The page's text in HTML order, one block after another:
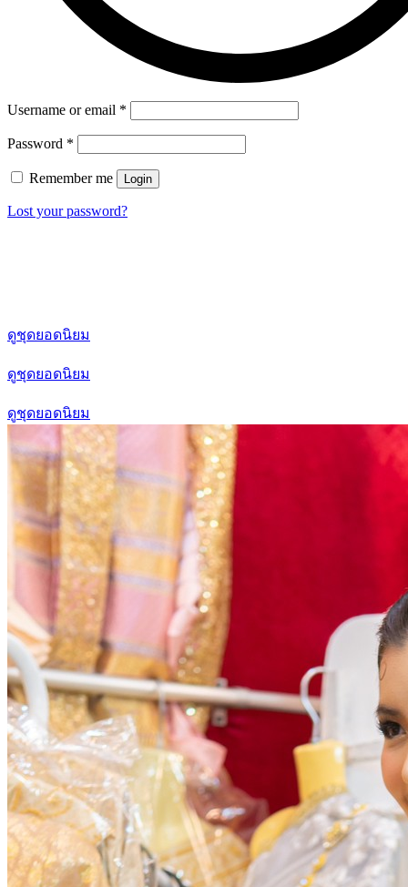
Username or email *
Password *
Remember me Login
Lost your password?
ดูชุดยอดนิยม
ดูชุดยอดนิยม
ดูชุดยอดนิยม